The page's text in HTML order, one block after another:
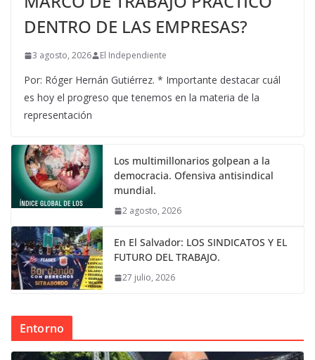
DENTRO DE LAS EMPRESAS?
3 agosto, 2026 El Independiente
Por: Róger Hernán Gutiérrez. * Importante destacar cuál
es hoy el progreso que tenemos en la materia de la
representación
Los multimillonarios golpean a la
democracia. Ofensiva antisindical
mundial.
2 agosto, 2026
En El Salvador: LOS SINDICATOS Y EL
FUTURO DEL TRABAJO.
27 julio, 2026
Entorno